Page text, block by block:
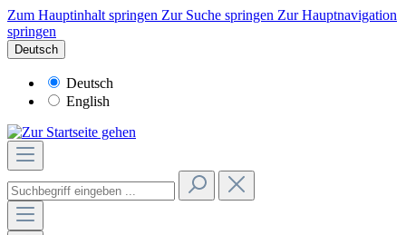
Zum Hauptinhalt springen Zur Suche springen Zur Hauptnavigation
springen
Deutsch
Deutsch
English